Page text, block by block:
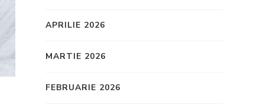
APRILIE 2026
MARTIE 2026
FEBRUARIE 2026